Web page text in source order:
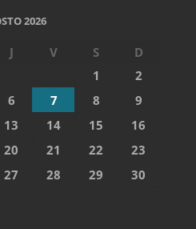
2026
J V S
D
1
2
6 7 8
9
13 14 15
16
20 21 22
23
27 28 29
30